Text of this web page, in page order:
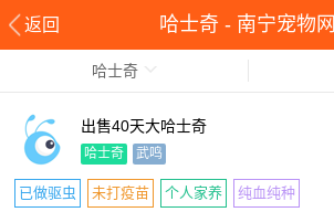
返回 哈士奇 - 南宁宠物网
哈士奇
出售40天大哈士奇
哈士奇 武鸣
已做驱虫 未打疫苗 个人家养 纯血纯种